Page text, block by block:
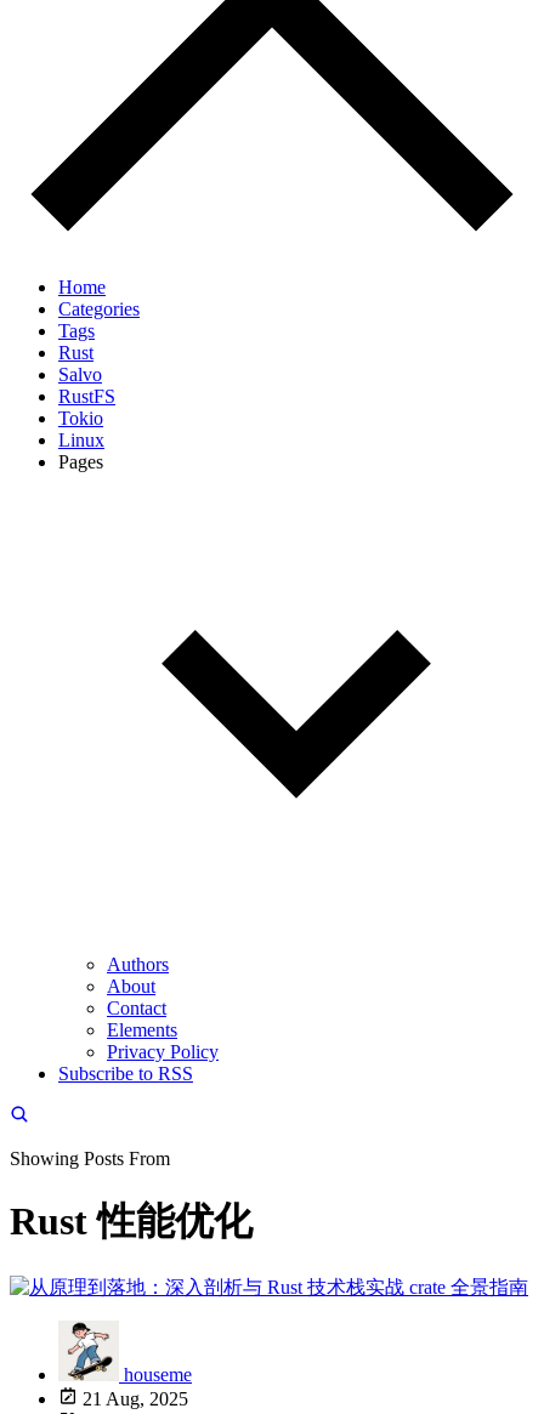
Home
Categories
Tags
Rust
Salvo
RustFS
Tokio
Linux
Pages
Authors
About
Contact
Elements
Privacy Policy
Subscribe to RSS
Showing Posts From
Rust 性能优化
houseme
21 Aug, 2025